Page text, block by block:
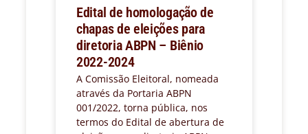
Edital de homologação de
chapas de eleições para
diretoria ABPN – Biênio
2022-2024
A Comissão Eleitoral, nomeada
através da Portaria ABPN
001/2022, torna pública, nos
termos do Edital de abertura de